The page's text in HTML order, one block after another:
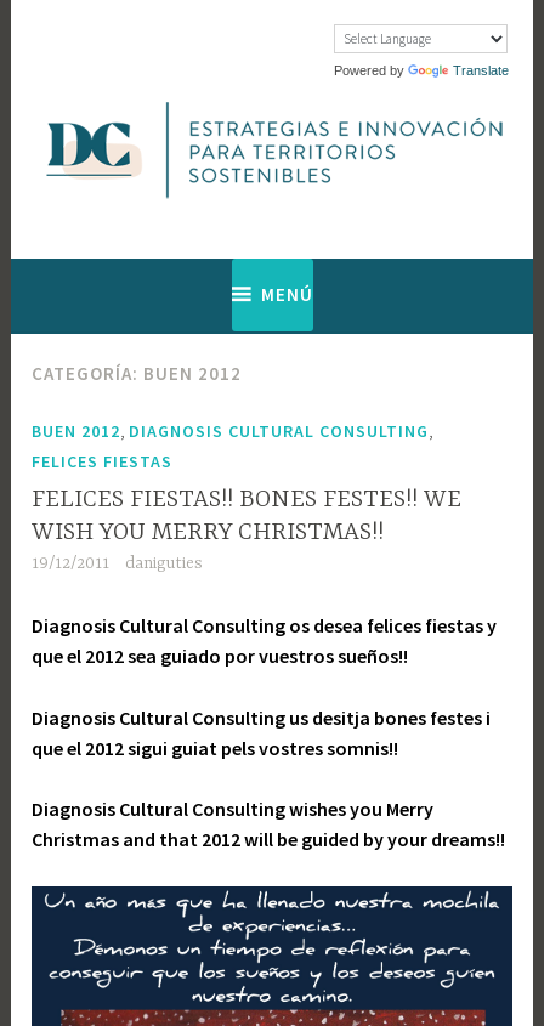
Powered by Translate
Diagnosis
Cultural
MENÚ
CATEGORÍA: BUEN 2012
BUEN 2012, DIAGNOSIS CULTURAL CONSULTING,
FELICES FIESTAS
FELICES FIESTAS!! BONES FESTES!! WE
WISH YOU MERRY CHRISTMAS!!
19/12/2011 daniguties
Diagnosis Cultural Consulting os desea felices fiestas y
que el 2012 sea guiado por vuestros sueños!!
Diagnosis Cultural Consulting us desitja bones festes i
que el 2012 sigui guiat pels vostres somnis!!
Diagnosis Cultural Consulting wishes you Merry
Christmas and that 2012 will be guided by your dreams!!